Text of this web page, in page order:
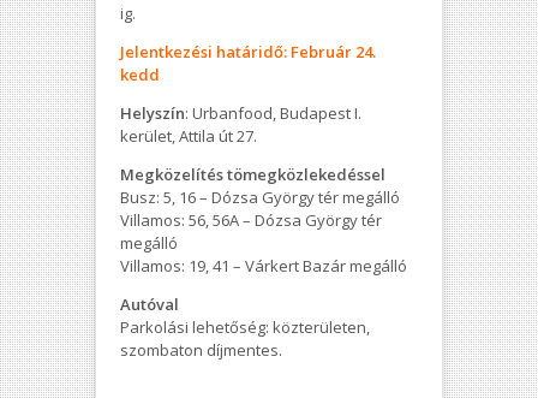
ig.
Jelentkezési határidő: Február 24.
kedd
Helyszín: Urbanfood, Budapest I.
kerület, Attila út 27.
Megközelítés tömegközlekedéssel
Busz: 5, 16 – Dózsa György tér megálló
Villamos: 56, 56A – Dózsa György tér
megálló
Villamos: 19, 41 – Várkert Bazár megálló
Autóval
Parkolási lehetőség: közterületen,
szombaton díjmentes.